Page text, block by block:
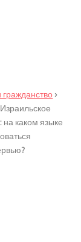
›
Израильское
на каком языке